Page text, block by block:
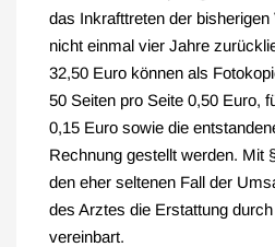
das Inkrafttreten der bisherigen
nicht einmal vier Jahre
32,50 Euro können als
50 Seiten pro Seite 0,50 Euro,
0,15 Euro sowie die
Rechnung gestellt werden. Mit
den eher seltenen Fall der
des Arztes die Erstattung
vereinbart.